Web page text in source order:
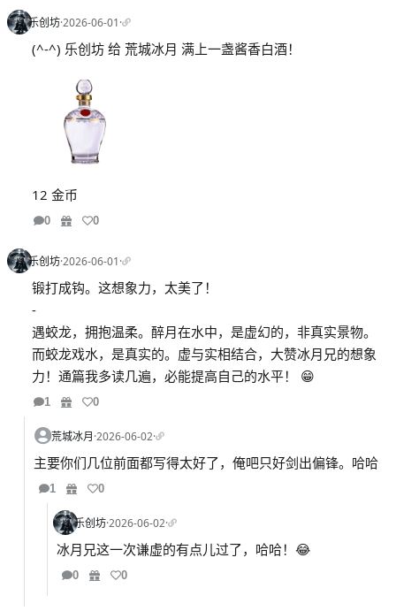
乐创坊·2026-06-01·
(^-^) 乐创坊 给 荒城冰月 满上一盏酱香白酒！
12 金币
0 0
乐创坊·2026-06-01·
锻打成钩。这想象力，太美了！
-
遇蛟龙，拥抱温柔。醉月在水中，是虚幻的，非真实景物。
而蛟龙戏水，是真实的。虚与实相结合，大赞冰月兄的想象
力！通篇我多读几遍，必能提高自己的水平！ 😁
1 0
荒城冰月·2026-06-02·
主要你们几位前面都写得太好了，俺吧只好剑出偏锋。哈哈
1 0
乐创坊·2026-06-02·
冰月兄这一次谦虚的有点儿过了，哈哈！😂
0 0